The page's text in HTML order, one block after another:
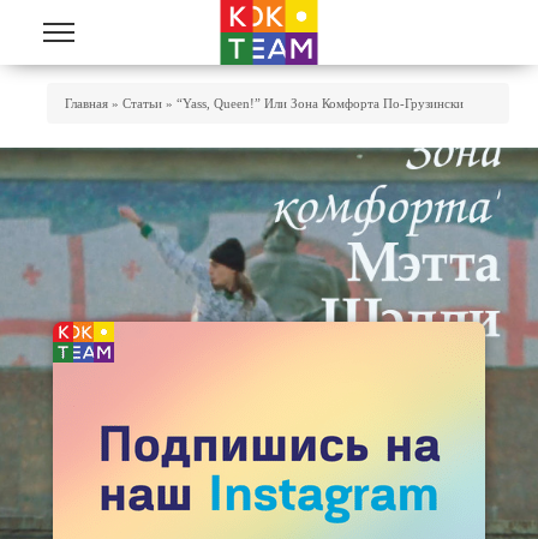
Перейти к основному содержанию
Главная » Статьи » “Yass, Queen!” Или Зона Комфорта По-Грузински